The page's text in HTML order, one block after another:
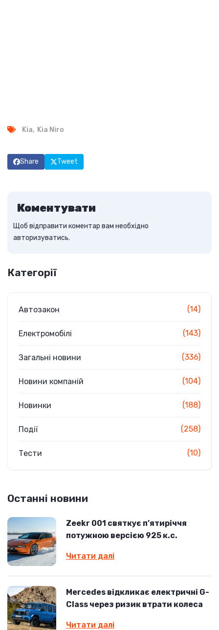
Kia Kia Niro
Share Tweet
Коментувати
Щоб відправити коментар вам необхідно
авторизуватись.
Категорії
Автозакон (14)
Електромобілі (143)
Загальні новини (336)
Новини компаній (104)
Новинки (188)
Події (258)
Тести (10)
Останні новини
Zeekr 001 святкує п’ятиріччя
потужною версією 925 к.с.
Читати далі
Mercedes відкликає електричні G-
Class через ризик втрати колеса
Читати далі